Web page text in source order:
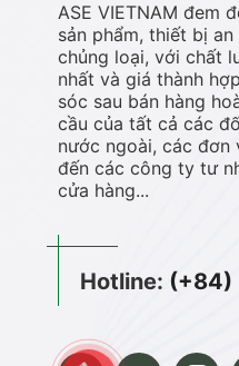
ASE VIETNAM đem
sản phẩm, thiết bị
chủng loại, với chất
nhất và giá thành
sóc sau bán hàng
cầu của tất cả các
nước ngoài, các đơn
đến các công ty tư
cửa hàng...
Hotline: (+84)